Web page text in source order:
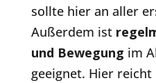
sollte hier an aller
Außerdem ist
und Bewegung im
geeignet. Hier